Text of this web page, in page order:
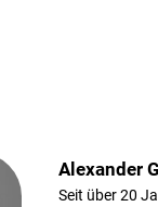
Alexander
Seit über 20